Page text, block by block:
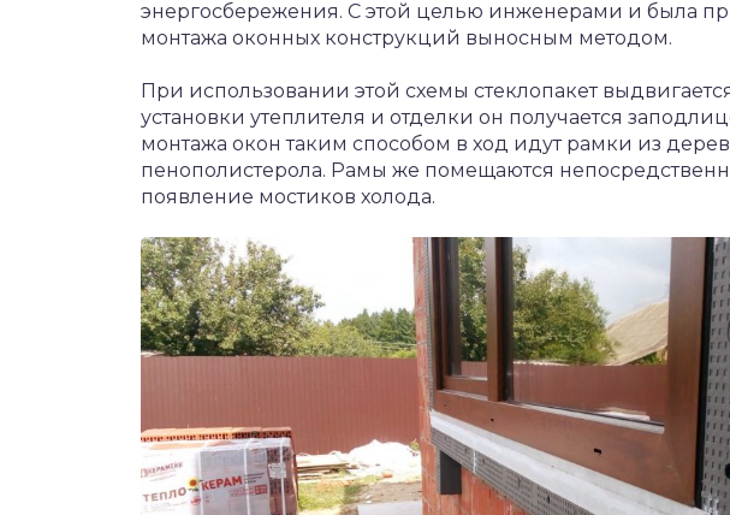
энергосбережения. С этой целью инженерами и была
монтажа оконных конструкций выносным методом.
При использовании этой схемы стеклопакет
установки утеплителя и отделки он получается
монтажа окон таким способом в ход идут рамки из
пенополистерола. Рамы же помещаются
появление мостиков холода.